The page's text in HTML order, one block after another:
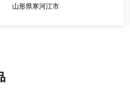
L
山形県寒河江市